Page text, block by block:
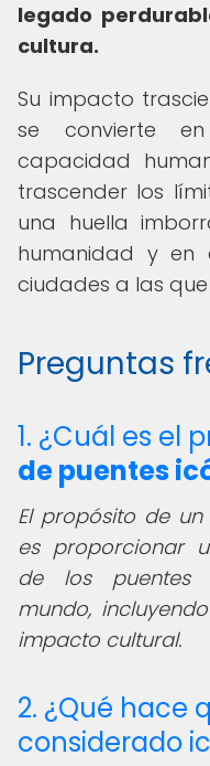
legado
cultura.
Su impacto
se convierte
capacidad
trascender los
una huella
humanidad y en
ciudades a las
Preguntas
1. ¿Cuál es el
de puentes
El propósito de un
es proporcionar
de los puentes
mundo,
impacto cultural.
2. ¿Qué hace
considerado